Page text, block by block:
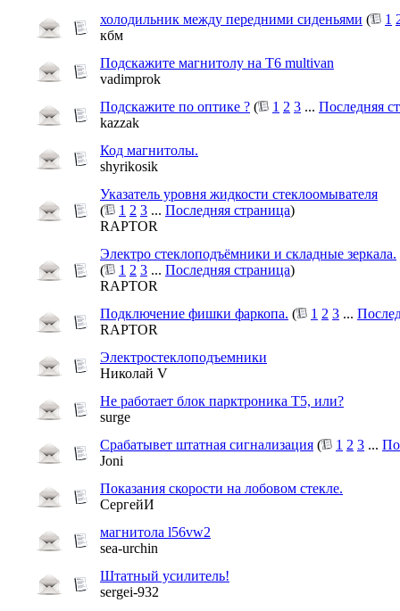
холодильник между передними сиденьями ( 1
кбм
Подскажите магнитолу на T6 multivan
vadimprok
Подскажите по оптике ? ( 1 2 3 ... Последняя
kazzak
Код магнитолы.
shyrikosik
Указатель уровня жидкости стеклоомывателя
(
1 2 3 ... Последняя страница)
RAPTOR
Электро стеклоподъёмники и складные зеркала.
(
1 2 3 ... Последняя страница)
RAPTOR
Подключение фишки фаркопа. ( 1 2 3 ...
RAPTOR
Электростеклоподъемники
Николай V
Не работает блок парктроника Т5, или?
surge
Срабатывет штатная сигнализация ( 1 2 3 ...
Joni
Показания скорости на лобовом стекле.
СергейИ
магнитола l56vw2
sea-urchin
Штатный усилитель!
sergei-932